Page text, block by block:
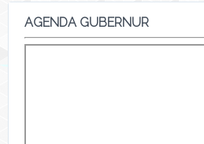
AGENDA GUBERNUR